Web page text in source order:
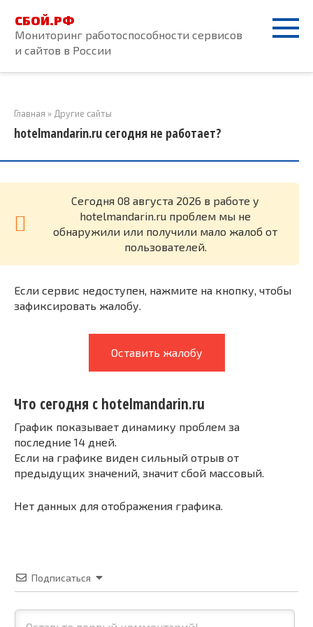
контенту
СБОЙ.РФ
Мониторинг работоспособности сервисов
и сайтов в России
Главная » Другие сайты
hotelmandarin.ru сегодня не работает?
Cегодня 08 августа 2026 в работе у
hotelmandarin.ru проблем мы не
обнаружили или получили мало жалоб от
пользователей.
Если сервис недоступен, нажмите на кнопку, чтобы
зафиксировать жалобу.
Оставить жалобу
Что сегодня с hotelmandarin.ru
График показывает динамику проблем за
последние 14 дней.
Если на графике виден сильный отрыв от
предыдущих значений, значит сбой массовый.
Нет данных для отображения графика.
Подписаться